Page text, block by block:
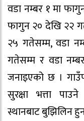
वडा नम्बर १ मा
फागुन २० देखि २२
२५ गतेसम्म, वडा
गतेसम्म र वडा
जनाइएको छ ।
सुरक्षा भत्ता
स्थानबाट बुझिलिन